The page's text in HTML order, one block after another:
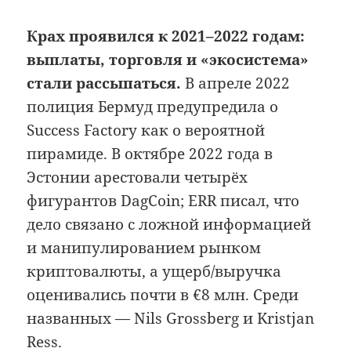
Крах проявился к 2021–2022 годам:
выплаты, торговля и «экосистема»
стали рассыпаться. В апреле 2022
полиция Бермуд предупредила о
Success Factory как о вероятной
пирамиде. В октябре 2022 года в
Эстонии арестовали четырёх
фигурантов DagCoin; ERR писал, что
дело связано с ложной информацией
и манипулированием рынком
криптовалюты, а ущерб/выручка
оценивались почти в €8 млн. Среди
названных — Nils Grossberg и Kristjan
Ress.